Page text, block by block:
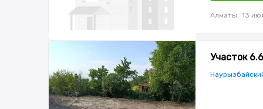
Алматы 13
Участок